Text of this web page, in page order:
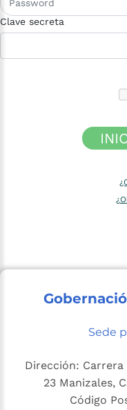
Clave secreta
Sede
Dirección: Carrera
23 Manizales,
Código